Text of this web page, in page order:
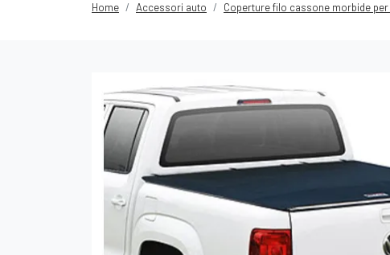
Home Accessori auto Coperture filo cassone morbide